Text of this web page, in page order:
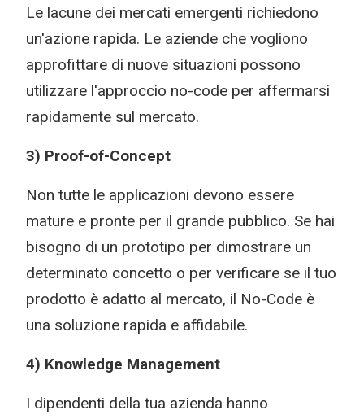
Le lacune dei mercati emergenti richiedono
un'azione rapida. Le aziende che vogliono
approfittare di nuove situazioni possono
utilizzare l'approccio no-code per affermarsi
rapidamente sul mercato.
3) Proof-of-Concept
Non tutte le applicazioni devono essere
mature e pronte per il grande pubblico. Se hai
bisogno di un prototipo per dimostrare un
determinato concetto o per verificare se il tuo
prodotto è adatto al mercato, il No-Code è
una soluzione rapida e affidabile.
4) Knowledge Management
I dipendenti della tua azienda hanno